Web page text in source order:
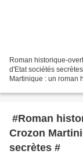
Roman historique-
d'Etat sociétés
Martinique : un roman
#Roman
Crozon
secrètes #